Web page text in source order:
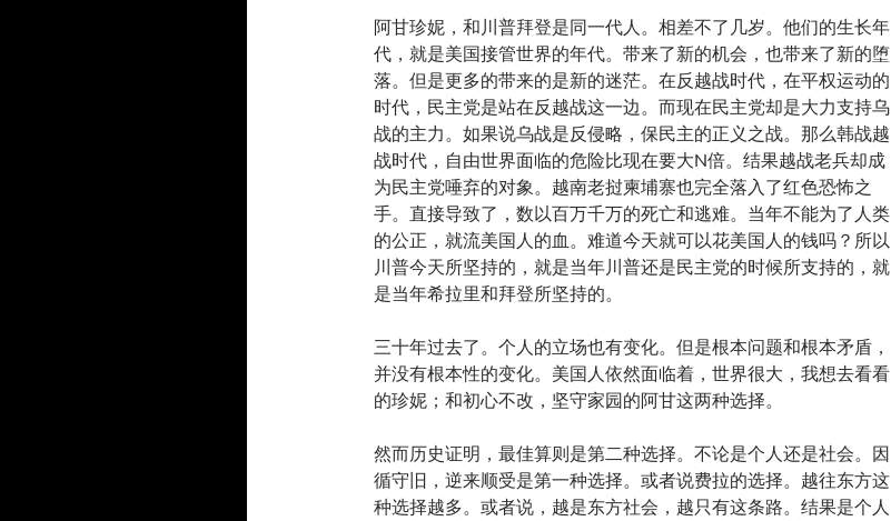
阿甘珍妮，和川普拜登是同一代人。相差不了几岁。他们的生长年
代，就是美国接管世界的年代。带来了新的机会，也带来了新的堕
落。但是更多的带来的是新的迷茫。在反越战时代，在平权运动的
时代，民主党是站在反越战这一边。而现在民主党却是大力支持乌
战的主力。如果说乌战是反侵略，保民主的正义之战。那么韩战越
战时代，自由世界面临的危险比现在要大N倍。结果越战老兵却成
为民主党唾弃的对象。越南老挝柬埔寨也完全落入了红色恐怖之
手。直接导致了，数以百万千万的死亡和逃难。当年不能为了人类
的公正，就流美国人的血。难道今天就可以花美国人的钱吗？所以
川普今天所坚持的，就是当年川普还是民主党的时候所支持的，就
是当年希拉里和拜登所坚持的。
三十年过去了。个人的立场也有变化。但是根本问题和根本矛盾，
并没有根本性的变化。美国人依然面临着，世界很大，我想去看看
的珍妮；和初心不改，坚守家园的阿甘这两种选择。
然而历史证明，最佳算则是第二种选择。不论是个人还是社会。因
循守旧，逆来顺受是第一种选择。或者说费拉的选择。越往东方这
种选择越多。或者说，越是东方社会，越只有这条路。结果是个人